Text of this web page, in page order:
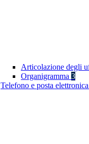
Articolazione degli
Organigramma 3
Telefono e posta elettronica